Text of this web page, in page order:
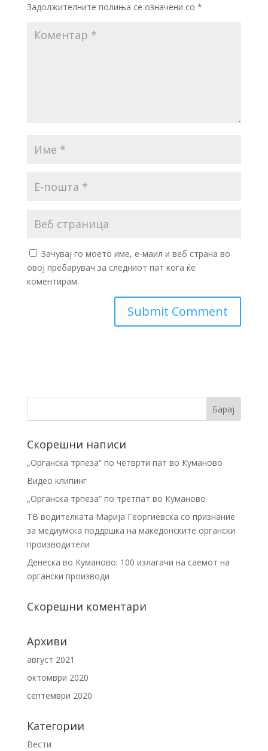
Задолжителните полиња се означени со *
Зачувај го моето име, е-маил и веб страна во
овој пребарувач за следниот пат кога ќе
коментирам.
Скорешни написи
„Органска трпеза“ по четврти пат во Куманово
Видео клипинг
„Органска трпеза“ по третпат во Куманово
ТВ водителката Марија Георгиевска со признание
за медиумска поддршка на македонските органски
производители
Денеска во Куманово: 100 излагачи на саемот на
органски производи
Скорешни коментари
Архиви
август 2021
октомври 2020
септември 2020
Категории
Вести